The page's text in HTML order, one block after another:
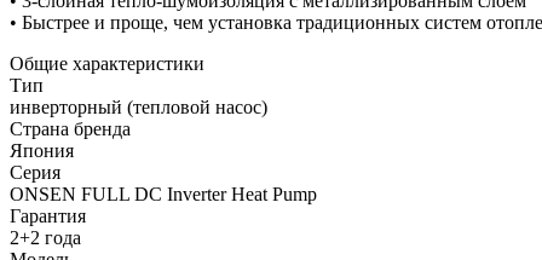
• Быстрее и проще, чем установка традиционных систем
Общие характеристики
Тип
инверторный (тепловой насос)
Страна бренда
Япония
Серия
ONSEN FULL DC Inverter Heat Pump
Гарантия
2+2 года